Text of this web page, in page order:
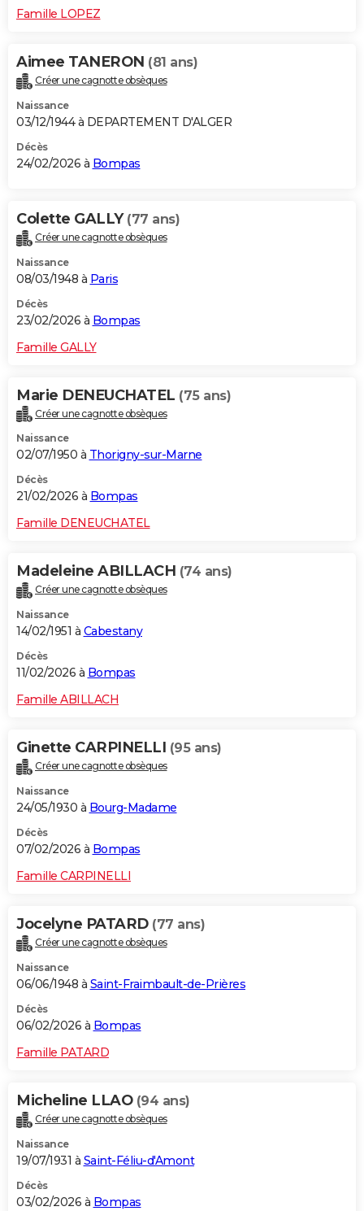
Famille LOPEZ
Aimee TANERON (81 ans)
Créer une cagnotte obsèques
Naissance
03/12/1944 à DEPARTEMENT D'ALGER
Décès
24/02/2026 à Bompas
Colette GALLY (77 ans)
Créer une cagnotte obsèques
Naissance
08/03/1948 à Paris
Décès
23/02/2026 à Bompas
Famille GALLY
Marie DENEUCHATEL (75 ans)
Créer une cagnotte obsèques
Naissance
02/07/1950 à Thorigny-sur-Marne
Décès
21/02/2026 à Bompas
Famille DENEUCHATEL
Madeleine ABILLACH (74 ans)
Créer une cagnotte obsèques
Naissance
14/02/1951 à Cabestany
Décès
11/02/2026 à Bompas
Famille ABILLACH
Ginette CARPINELLI (95 ans)
Créer une cagnotte obsèques
Naissance
24/05/1930 à Bourg-Madame
Décès
07/02/2026 à Bompas
Famille CARPINELLI
Jocelyne PATARD (77 ans)
Créer une cagnotte obsèques
Naissance
06/06/1948 à Saint-Fraimbault-de-Prières
Décès
06/02/2026 à Bompas
Famille PATARD
Micheline LLAO (94 ans)
Créer une cagnotte obsèques
Naissance
19/07/1931 à Saint-Féliu-d'Amont
Décès
03/02/2026 à Bompas